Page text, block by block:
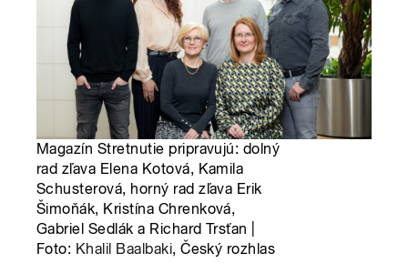
Magazín Stretnutie pripravujú: dolný
rad zľava Elena Kotová, Kamila
Schusterová, horný rad zľava Erik
Šimoňák, Kristína Chrenková,
Gabriel Sedlák a Richard Trsťan |
Foto: Khalil Baalbaki, Český rozhlas